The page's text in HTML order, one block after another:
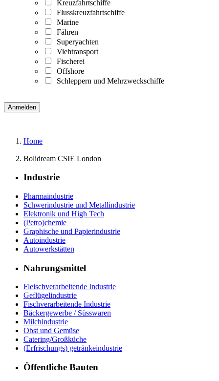
Kreuzfahrtschiffe
Flusskreuzfahrtschiffe
Marine
Fähren
Superyachten
Viehtransport
Fischerei
Offshore
Schleppern und Mehrzweckschiffe
Home
Bolidream CSIE London
Industrie
Pharmaindustrie
Schwerindustrie und Metallindustrie
Elektronik und High Tech
(Petro)chemie
Graphische und Papierindustrie
Autoindustrie
Autowerkstätten
Nahrungsmittel
Fleischverarbeitende Industrie
Geflügelindustrie
Fischverarbeitende Industrie
Bäckergewerbe / Süsswaren
Milchindustrie
Obst und Gemüse
Catering/Großküche
(Erfrischungs) getränkeindustrie
Öffentliche Bauten